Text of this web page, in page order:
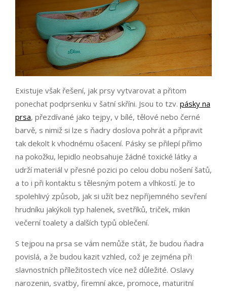
Existuje však řešení, jak prsy vytvarovat a přitom
ponechat podprsenku v šatní skříni. Jsou to tzv. pásky na
prsa, přezdívané jako tejpy, v bílé, tělové nebo černé
barvě, s nimiž si lze s ňadry doslova pohrát a připravit
tak dekolt k vhodnému ošacení. Pásky se přilepí přímo
na pokožku, lepidlo neobsahuje žádné toxické látky a
udrží materiál v přesné pozici po celou dobu nošení šatů,
a to i při kontaktu s tělesným potem a vlhkostí. Je to
spolehlivý způsob, jak si užít bez nepříjemného sevření
hrudníku jakýkoli typ halenek, svetříků, triček, mikin
večerní toalety a dalších typů oblečení.
S tejpou na prsa se vám nemůže stát, že budou ňadra
povislá, a že budou kazit vzhled, což je zejména při
slavnostních příležitostech více než důležité. Oslavy
narozenin, svatby, firemní akce, promoce, maturitní